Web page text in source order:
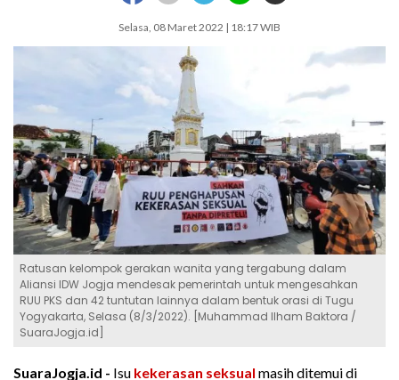
Selasa, 08 Maret 2022 | 18:17 WIB
Ratusan kelompok gerakan wanita yang tergabung dalam
Aliansi IDW Jogja mendesak pemerintah untuk mengesahkan
RUU PKS dan 42 tuntutan lainnya dalam bentuk orasi di Tugu
Yogyakarta, Selasa (8/3/2022). [Muhammad Ilham Baktora /
SuaraJogja.id]
SuaraJogja.id - Isu kekerasan seksual masih ditemui di